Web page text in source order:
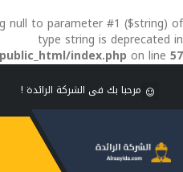
null to parameter #1 ($string) of
type string is deprecated in
index.php on line 57
مرحبا بك فى الشركة الرائدة !